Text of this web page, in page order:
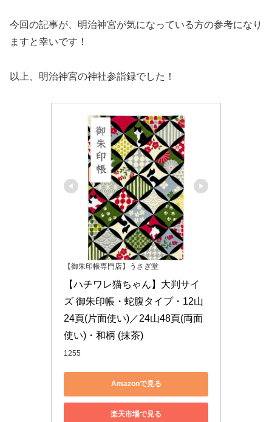
今回の記事が、明治神宮が気になっている方の参考になり
ますと幸いです！
以上、明治神宮の神社参詣録でした！
【御朱印帳専門店】うさぎ堂
【ハチワレ猫ちゃん】大判サイ
ズ 御朱印帳・蛇腹タイプ・12山
24頁(片面使い)／24山48頁(両面
使い)・和柄 (抹茶)
1255
Amazonで見る
楽天市場で見る